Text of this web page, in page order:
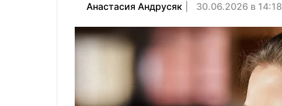
Анастасия Андрусяк 30.06.2026 в 14:18